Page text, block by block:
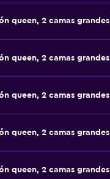
queen, 2 camas grandes
queen, 2 camas grandes
queen, 2 camas grandes
queen, 2 camas grandes
queen, 2 camas grandes